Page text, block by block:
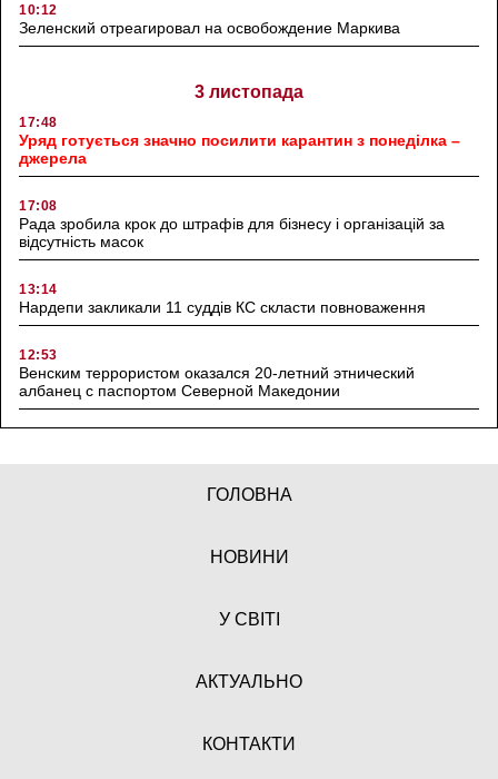
10:12
Зеленский отреагировал на освобождение Маркива
3 листопада
17:48
Уряд готується значно посилити карантин з понеділка –
джерела
17:08
Рада зробила крок до штрафів для бізнесу і організацій за
відсутність масок
13:14
Нардепи закликали 11 суддів КС скласти повноваження
12:53
Венским террористом оказался 20-летний этнический
албанец с паспортом Северной Македонии
ГОЛОВНА
НОВИНИ
У СВІТІ
АКТУАЛЬНО
КОНТАКТИ